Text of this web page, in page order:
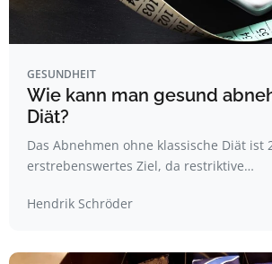
GESUNDHEIT
Wie kann man gesund
Diät?
Das Abnehmen ohne klassische Diät ist
erstrebenswertes Ziel, da restriktive…
Hendrik Schröder